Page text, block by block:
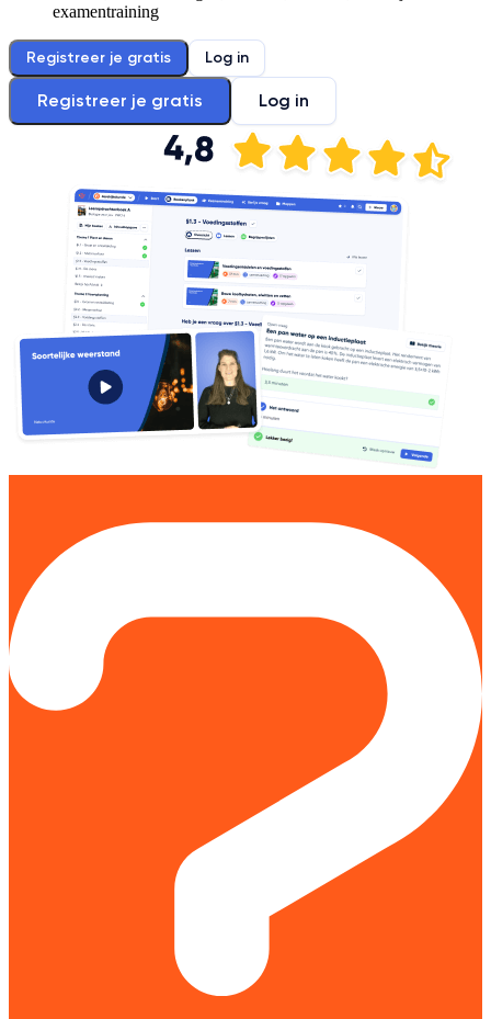
examentraining
Registreer je gratis Log in
Registreer je gratis Log in